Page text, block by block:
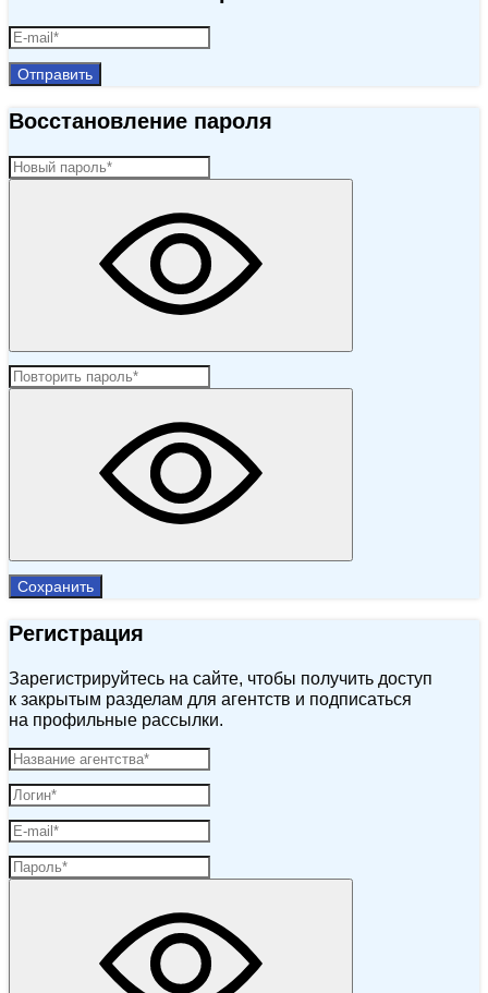
Отправить
Восстановление пароля
Сохранить
Регистрация
Зарегистрируйтесь на сайте, чтобы получить доступ
к закрытым разделам для агентств и подписаться
на профильные рассылки.